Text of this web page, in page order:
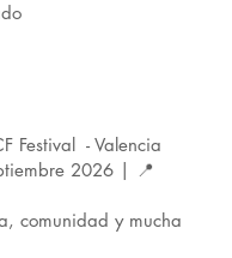
Festival - Valencia
2026 | 📍
comunidad y mucha